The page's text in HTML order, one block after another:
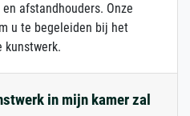
afstandhouders. Onze
u te begeleiden bij het
kunstwerk.
in mijn kamer zal